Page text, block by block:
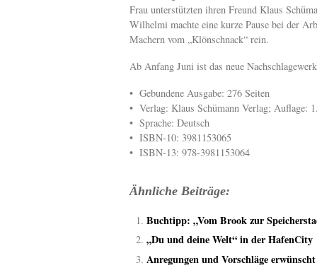
Frau unterstützten ihren Freund Klaus
Wilhelmi machte eine kurze Pause bei der
Machern vom „Klönschnack“ rein.
Ab Anfang Juni ist das neue
• Gebundene Ausgabe: 276 Seiten
• Verlag: Klaus Schümann Verlag; Auflage:
• Sprache: Deutsch
• ISBN-10: 3981153065
• ISBN-13: 978-3981153064
Ähnliche Beiträge:
Buchtipp: „Vom Brook zur
„Du und deine Welt“ in der HafenCity
Anregungen und Vorschläge erwünscht